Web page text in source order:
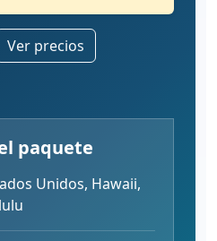
Ver precios
paquete
Unidos, Hawaii,